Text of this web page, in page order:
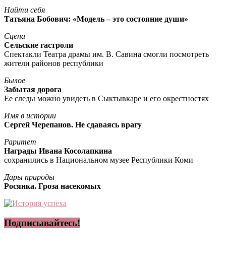
Найти себя
Татьяна Бобович: «Модель – это состояние души»
Сцена
Сельские гастроли
Спектакли Театра драмы им. В. Савина смогли посмотреть
жители районов республики
Былое
Забытая дорога
Ее следы можно увидеть в Сыктывкаре и его окрестностях
Имя в истории
Сергей Черепанов. Не сдаваясь врагу
Раритет
Награды Ивана Косолапкина
сохранились в Национальном музее Республики Коми
Дары природы
Росянка. Гроза насекомых
Подписывайтесь!